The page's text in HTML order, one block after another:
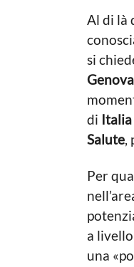
Al di là
si
Genova
di
Salute,
Per
a
una